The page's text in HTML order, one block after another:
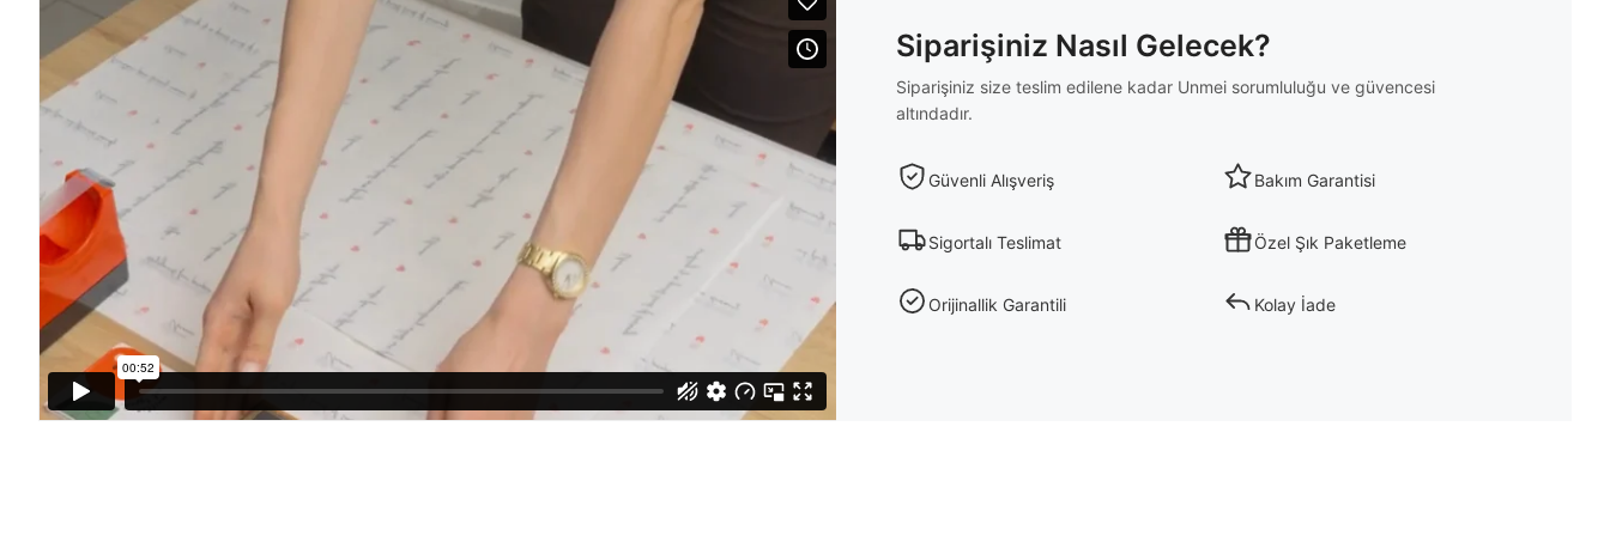
Siparişiniz Nasıl Gelecek?
Siparişiniz size teslim edilene kadar Unmei sorumluluğu ve güvencesi
altındadır.
Güvenli Alışveriş Bakım Garantisi
Sigortalı Teslimat Özel Şık Paketleme
Orijinallik Garantili Kolay İade